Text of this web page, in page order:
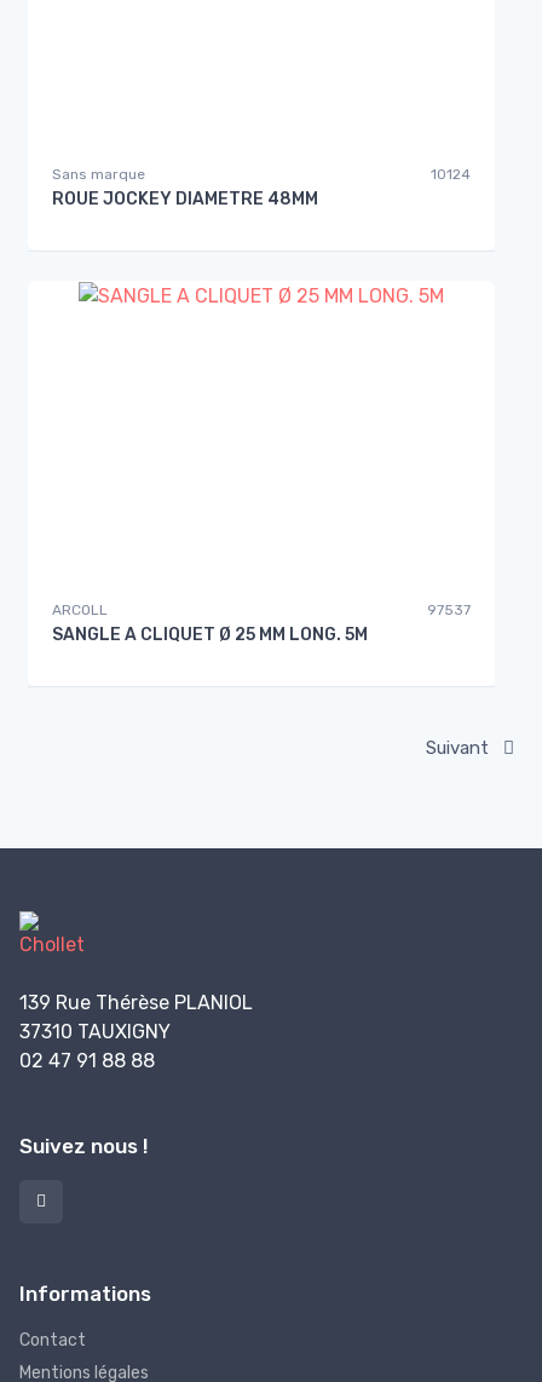
Sans marque 10124
ROUE JOCKEY DIAMETRE 48MM
ARCOLL 97537
SANGLE A CLIQUET Ø 25 MM LONG. 5M
Suivant
139 Rue Thérèse PLANIOL
37310 TAUXIGNY
02 47 91 88 88
Suivez nous !
Informations
Contact
Mentions légales